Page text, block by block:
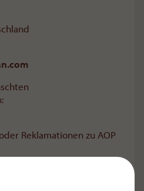
.com
Reklamationen zu AOP
GmbH